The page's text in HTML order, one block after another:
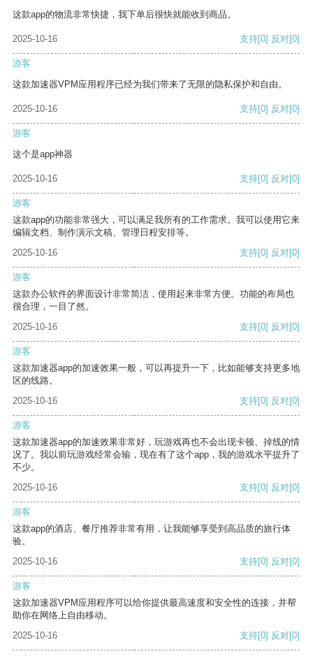
这款app的物流非常快捷，我下单后很快就能收到商品。
2025-10-16 支持[0] 反对[0]
游客
这款加速器VPM应用程序已经为我们带来了无限的隐私保护和自由。
2025-10-16 支持[0] 反对[0]
游客
这个是app神器
2025-10-16 支持[0] 反对[0]
游客
这款app的功能非常强大，可以满足我所有的工作需求。我可以使用它来
编辑文档、制作演示文稿、管理日程安排等。
2025-10-16
支持[0] 反对[0]
游客
这款办公软件的界面设计非常简洁，使用起来非常方便。功能的布局也
很合理，一目了然。
2025-10-16
支持[0] 反对[0]
游客
这款加速器app的加速效果一般，可以再提升一下，比如能够支持更多地
区的线路。
2025-10-16
支持[0] 反对[0]
游客
这款加速器app的加速效果非常好，玩游戏再也不会出现卡顿、掉线的情
况了。我以前玩游戏经常会输，现在有了这个app，我的游戏水平提升了
不少。
2025-10-16
支持[0] 反对[0]
游客
这款app的酒店、餐厅推荐非常有用，让我能够享受到高品质的旅行体
验。
2025-10-16
支持[0] 反对[0]
游客
这款加速器VPM应用程序可以给你提供最高速度和安全性的连接，并帮
助你在网络上自由移动。
2025-10-16
支持[0] 反对[0]